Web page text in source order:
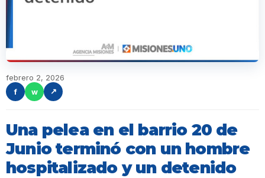
febrero 2, 2026
f
w ↗
Una pelea en el barrio 20 de
Junio terminó con un hombre
hospitalizado y un detenido